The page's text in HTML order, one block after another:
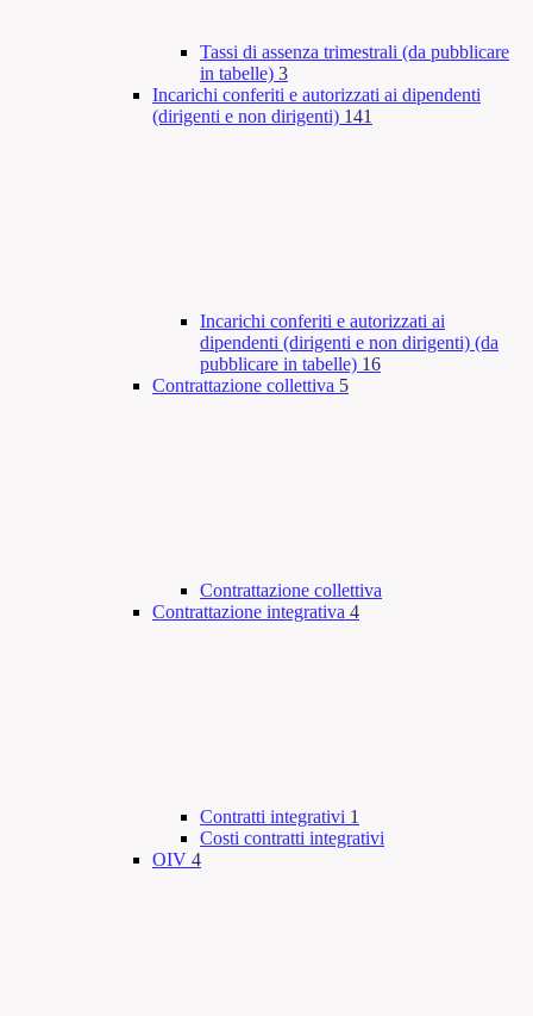
Tassi di assenza trimestrali (da pubblicare
in tabelle) 3
Incarichi conferiti e autorizzati ai dipendenti
(dirigenti e non dirigenti) 141
Incarichi conferiti e autorizzati ai
dipendenti (dirigenti e non dirigenti) (da
pubblicare in tabelle) 16
Contrattazione collettiva 5
Contrattazione collettiva
Contrattazione integrativa 4
Contratti integrativi 1
Costi contratti integrativi
OIV 4